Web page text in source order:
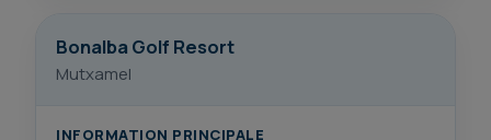
Bonalba Golf Resort
Mutxamel
INFORMATION PRINCIPALE